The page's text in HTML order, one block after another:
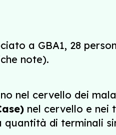
a GBA1, 28
note).
nel cervello dei
nel cervello e nei
quantità di terminali